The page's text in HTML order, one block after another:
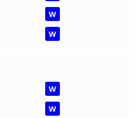
W
W
W
W